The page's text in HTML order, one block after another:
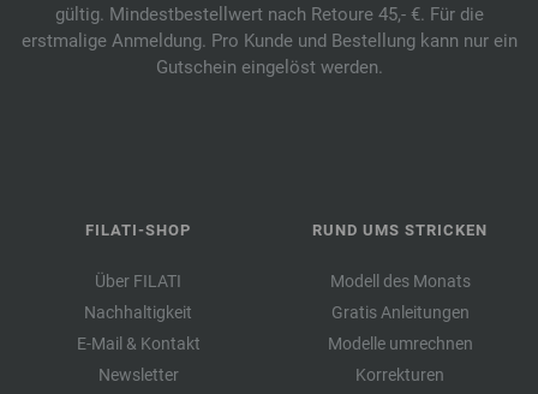
gültig. Mindestbestellwert nach Retoure 45,- €. Für die
erstmalige Anmeldung. Pro Kunde und Bestellung kann nur ein
Gutschein eingelöst werden.
FILATI-SHOP
Über FILATI
Nachhaltigkeit
E-Mail & Kontakt
Newsletter
RUND UMS STRICKEN
Modell des Monats
Gratis Anleitungen
Modelle umrechnen
Korrekturen